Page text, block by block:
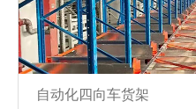
自动化四向车货架